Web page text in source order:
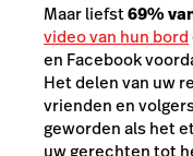
Maar liefst69%
video van hun bord
en Facebook
Het delen van uw
vrienden en
geworden als het
uw gerechten tot